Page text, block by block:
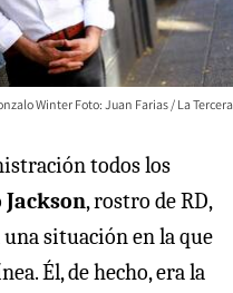
Winter Foto: Juan Farias / La Tercera
todos los
, rostro de RD,
situación en la que
Él, de hecho, era la